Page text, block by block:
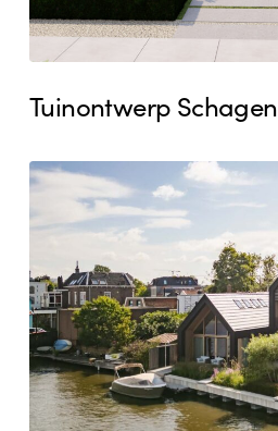
Tuinontwerp Schagen
Villatuin
Zaandam